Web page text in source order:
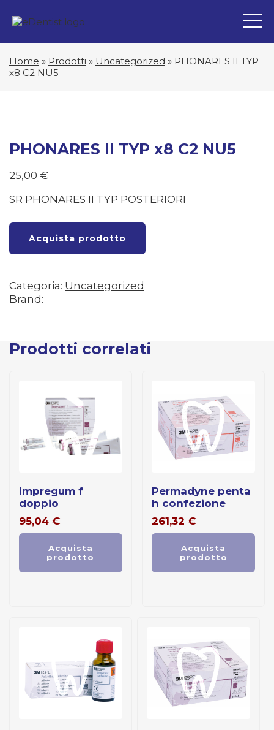
Home » Prodotti » Uncategorized » PHONARES II TYP
x8 C2 NU5
PHONARES II TYP x8 C2 NU5
25,00 €
SR PHONARES II TYP POSTERIORI
Acquista prodotto
Categoria: Uncategorized
Brand:
Prodotti correlati
impregum f
doppio
95,04 €
Acquista
prodotto
permadyne penta
h confezione
261,32 €
Acquista
prodotto